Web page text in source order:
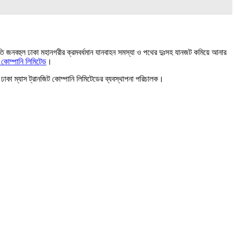
জনবহুল ঢাকা মহানগরীর ক্রমবর্ধমান যানবাহন সমস্যা ও পথের দুঃসহ যানজট কমিয়ে আনার
লিমিটেড ।
ম্যাস ট্রানজিট কোম্পানি লিমিটেডের ব্যবস্থাপনা পরিচালক।